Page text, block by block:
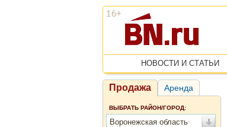
НОВОСТИ И СТАТЬИ
Продажа Аренда
ВЫБРАТЬ РАЙОН/ГОРОД:
Воронежская область